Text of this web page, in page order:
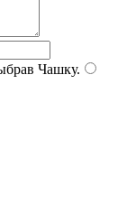
Чашку.